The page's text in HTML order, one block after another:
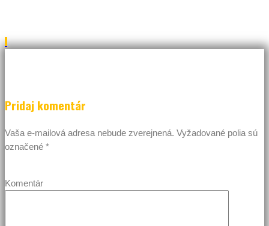
Pridaj komentár
Vaša e-mailová adresa nebude zverejnená. Vyžadované polia sú
označené *
Komentár